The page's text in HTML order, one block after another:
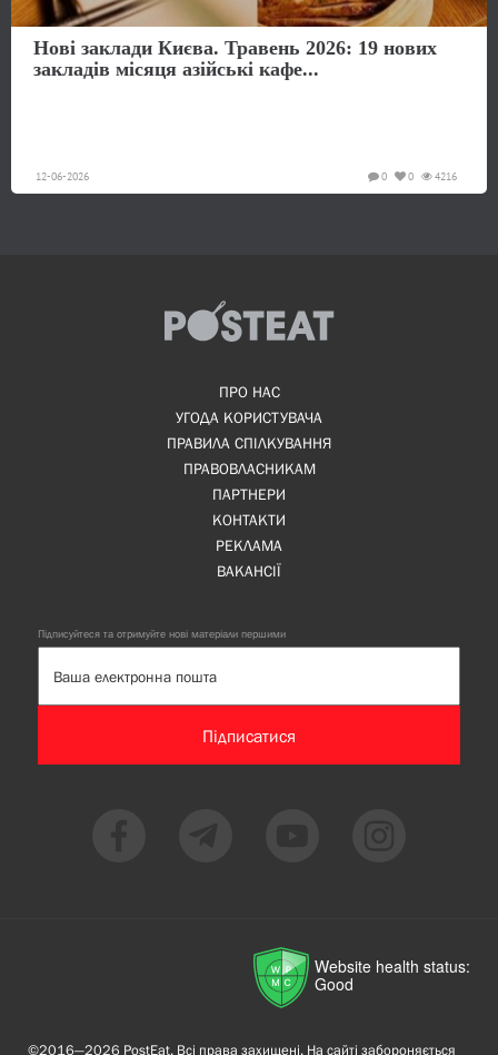
Нові заклади Києва. Травень 2026: 19 нових
закладів місяця азійські кафе...
12-06-2026 4216
0
0
ПРО НАС
УГОДА КОРИСТУВАЧА
ПРАВИЛА СПІЛКУВАННЯ
ПРАВОВЛАСНИКАМ
ПАРТНЕРИ
КОНТАКТИ
РЕКЛАМА
ВАКАНСІЇ
Підписуйтеся та отримуйте нові матеріали першими
Підписатися
Website health status:
Good
©2016—2026 PostEat. Всі права захищені. На сайті забороняється